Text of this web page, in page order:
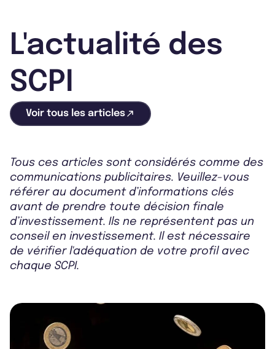
L'actualité des
SCPI
Voir tous les articles
Tous ces articles sont considérés comme des
communications publicitaires. Veuillez-vous
référer au document d’informations clés
avant de prendre toute décision finale
d’investissement. Ils ne représentent pas un
conseil en investissement. Il est nécessaire
de vérifier l'adéquation de votre profil avec
chaque SCPI.